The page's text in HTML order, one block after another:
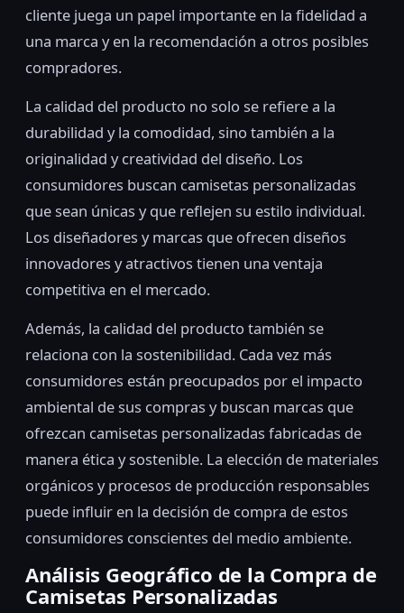
cliente juega un papel importante en la fidelidad a
una marca y en la recomendación a otros posibles
compradores.
La calidad del producto no solo se refiere a la
durabilidad y la comodidad, sino también a la
originalidad y creatividad del diseño. Los
consumidores buscan camisetas personalizadas
que sean únicas y que reflejen su estilo individual.
Los diseñadores y marcas que ofrecen diseños
innovadores y atractivos tienen una ventaja
competitiva en el mercado.
Además, la calidad del producto también se
relaciona con la sostenibilidad. Cada vez más
consumidores están preocupados por el impacto
ambiental de sus compras y buscan marcas que
ofrezcan camisetas personalizadas fabricadas de
manera ética y sostenible. La elección de materiales
orgánicos y procesos de producción responsables
puede influir en la decisión de compra de estos
consumidores conscientes del medio ambiente.
Análisis Geográfico de la Compra de
Camisetas Personalizadas